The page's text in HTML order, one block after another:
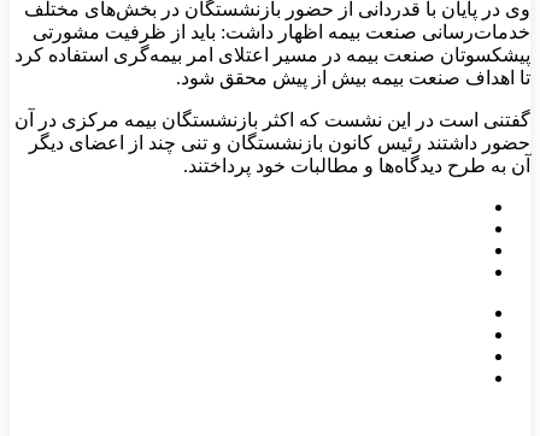
وی در پایان با قدردانی از حضور بازنشستگان در بخش‌های مختلف
خدمات‌رسانی صنعت بیمه اظهار داشت: باید از ظرفیت‌ مشورتی
پیشکسوتان صنعت بیمه در مسیر اعتلای امر بیمه‌گری استفاده کرد
تا اهداف صنعت بیمه بیش از پیش محقق شود.
گفتنی است در این نشست که اکثر بازنشستگان بیمه مرکزی در آن
حضور داشتند رئیس کانون بازنشستگان و تنی چند از اعضای دیگر
آن به طرح دیدگاه‌ها و مطالبات خود پرداختند.